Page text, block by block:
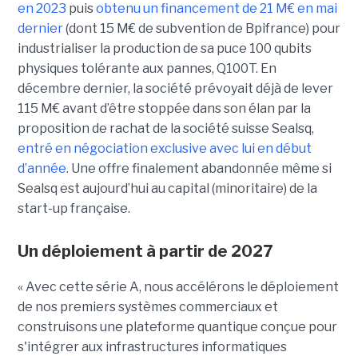
en 2023 puisobtenu un financement de 21 M€ en mai
dernier(dont 15 M€ de subvention de Bpifrance) pour
industrialiser la production de sa puce 100 qubits
physiques tolérante aux pannes, Q100T. En
décembre dernier, la société prévoyait déjà de lever
115 M€ avant d’être stoppée dans son élan par la
proposition de rachat de la société suisse Sealsq,
entré en négociation exclusive avec lui en début
d’année. Une offre finalement abandonnée même si
Sealsq est aujourd’hui au capital (minoritaire) de la
start-up française.
Un déploiement à partir de 2027
« Avec cette série A, nous accélérons le déploiement
de nos premiers systèmes commerciaux et
construisons une plateforme quantique conçue pour
s'intégrer aux infrastructures informatiques